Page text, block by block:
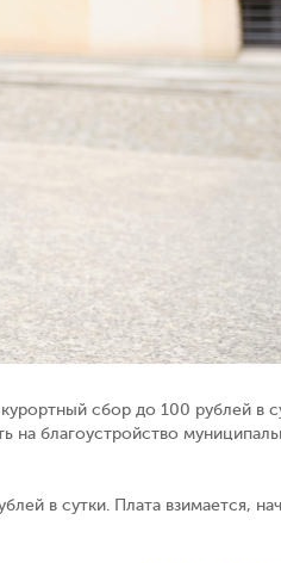
сбор до 100 рублей в
на благоустройство
в сутки. Плата взимается,